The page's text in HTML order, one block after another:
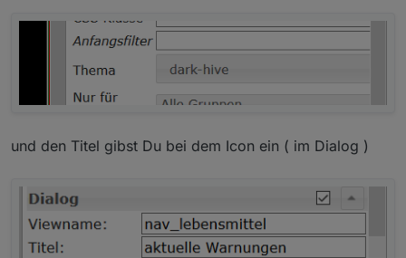
und den Titel gibst Du bei dem Icon ein ( im Dialog )